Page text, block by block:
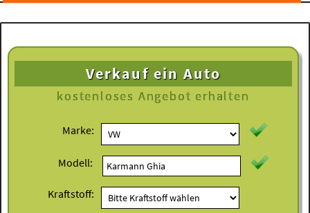
Verkauf ein Auto
kostenloses Angebot erhalten
Marke:
Modell:
Kraftstoff: